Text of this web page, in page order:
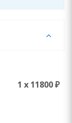
1 x 11800 ₽